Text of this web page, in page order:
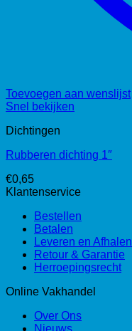
Toevoegen aan wenslijst
Snel bekijken
Dichtingen
Rubberen dichting 1″
€0,65
Klantenservice
Bestellen
Betalen
Leveren en Afhalen
Retour & Garantie
Herroepingsrecht
Online Vakhandel
Over Ons
Nieuws